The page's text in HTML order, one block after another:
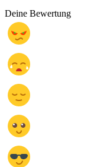
Deine Bewertung